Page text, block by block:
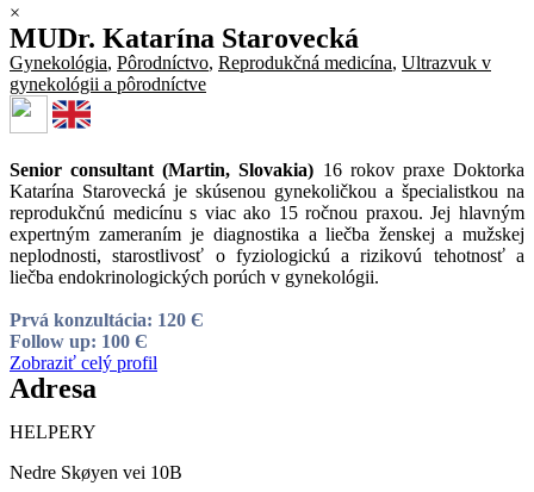
×
MUDr. Katarína Starovecká
Gynekológia, Pôrodníctvo, Reprodukčná medicína, Ultrazvuk v
gynekológii a pôrodníctve
Senior consultant (Martin, Slovakia) 16 rokov praxe Doktorka
Katarína Starovecká je skúsenou gynekoličkou a špecialistkou na
reprodukčnú medicínu s viac ako 15 ročnou praxou. Jej hlavným
expertným zameraním je diagnostika a liečba ženskej a mužskej
neplodnosti, starostlivosť o fyziologickú a rizikovú tehotnosť a
liečba endokrinologických porúch v gynekológii.
Prvá konzultácia: 120 Є
Follow up: 100 Є
Zobraziť celý profil
Adresa
HELPERY
Nedre Skøyen vei 10B